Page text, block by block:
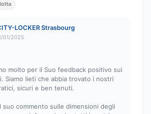
LOCKER Strasbourg
01/2025
molto per il Suo feedback positivo sui
Siamo lieti che abbia trovato i nostri
sicuri e ben tenuti.
suo commento sulle dimensioni degli